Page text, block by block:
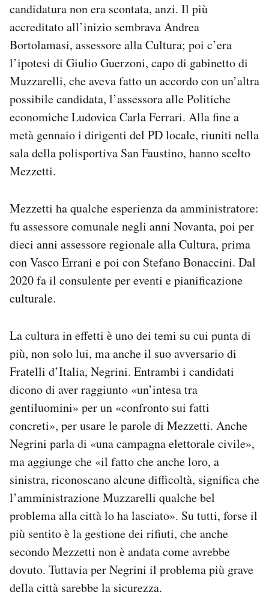
candidatura non era scontata, anzi. Il più
accreditato all’inizio sembrava Andrea
Bortolamasi, assessore alla Cultura; poi c’era
l’ipotesi di Giulio Guerzoni, capo di gabinetto di
Muzzarelli, che aveva fatto un accordo con un’altra
possibile candidata, l’assessora alle Politiche
economiche Ludovica Carla Ferrari. Alla fine a
metà gennaio i dirigenti del PD locale, riuniti nella
sala della polisportiva San Faustino, hanno scelto
Mezzetti.
Mezzetti ha qualche esperienza da amministratore:
fu assessore comunale negli anni Novanta, poi per
dieci anni assessore regionale alla Cultura, prima
con Vasco Errani e poi con Stefano Bonaccini. Dal
2020 fa il consulente per eventi e pianificazione
culturale.
La cultura in effetti è uno dei temi su cui punta di
più, non solo lui, ma anche il suo avversario di
Fratelli d’Italia, Negrini. Entrambi i candidati
dicono di aver raggiunto «un’intesa tra
gentiluomini» per un «confronto sui fatti
concreti», per usare le parole di Mezzetti. Anche
Negrini parla di «una campagna elettorale civile»,
ma aggiunge che «il fatto che anche loro, a
sinistra, riconoscano alcune difficoltà, significa che
l’amministrazione Muzzarelli qualche bel
problema alla città lo ha lasciato». Su tutti, forse il
più sentito è la gestione dei rifiuti, che anche
secondo Mezzetti non è andata come avrebbe
dovuto. Tuttavia per Negrini il problema più grave
della città sarebbe la sicurezza.